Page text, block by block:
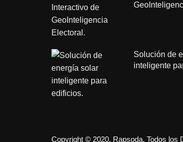
Solución de
inteligente
Copyright © 2020. Rapsoda. Todos los